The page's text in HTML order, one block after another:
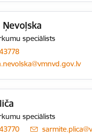
speciālists
speciālists
E-pasts: